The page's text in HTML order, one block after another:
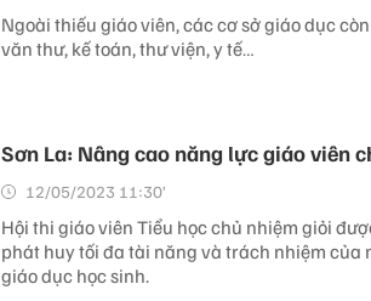
Ngoài thiếu giáo viên, các cơ sở giáo dục
văn thư, kế toán, thư viện, y tế…
Sơn La: Nâng cao năng lực giáo viên
12/05/2023 11:30’
Hội thi giáo viên Tiểu học chủ nhiệm giỏi
phát huy tối đa tài năng và trách nhiệm của
giáo dục học sinh.